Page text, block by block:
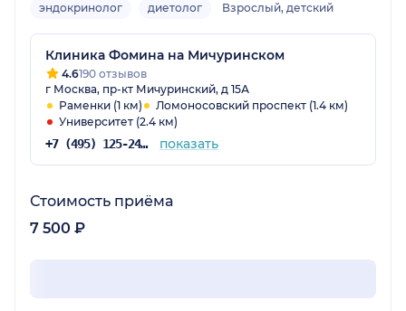
эндокринолог диетолог Взрослый, детский
Клиника Фомина на Мичуринском
4.6190 отзывов
г Москва, пр-кт Мичуринский, д 15А
Раменки (1 км)
Ломоносовский проспект (1.4 км)
Университет (2.4 км)
+7 (495) 125-24-71 показать
Стоимость приёма
7 500 ₽